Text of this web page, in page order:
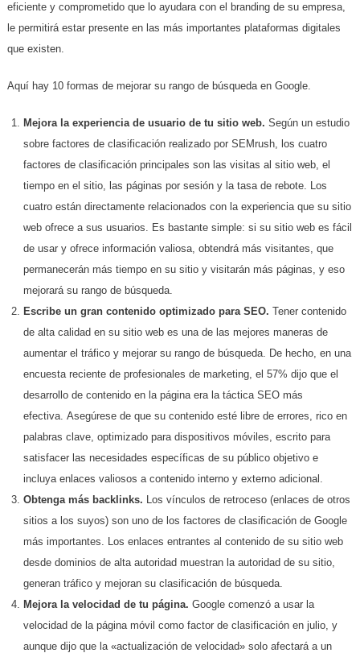
eficiente y comprometido que lo ayudara con el branding de su empresa,
le permitirá estar presente en las más importantes plataformas digitales
que existen.
Aquí hay 10 formas de mejorar su rango de búsqueda en Google.
Mejora la experiencia de usuario de tu sitio web. Según un estudio
sobre factores de clasificación realizado por SEMrush, los cuatro
factores de clasificación principales son las visitas al sitio web, el
tiempo en el sitio, las páginas por sesión y la tasa de rebote. Los
cuatro están directamente relacionados con la experiencia que su sitio
web ofrece a sus usuarios. Es bastante simple: si su sitio web es fácil
de usar y ofrece información valiosa, obtendrá más visitantes, que
permanecerán más tiempo en su sitio y visitarán más páginas, y eso
mejorará su rango de búsqueda.
Escribe un gran contenido optimizado para SEO. Tener contenido
de alta calidad en su sitio web es una de las mejores maneras de
aumentar el tráfico y mejorar su rango de búsqueda. De hecho, en una
encuesta reciente de profesionales de marketing, el 57% dijo que el
desarrollo de contenido en la página era la táctica SEO más
efectiva. Asegúrese de que su contenido esté libre de errores, rico en
palabras clave, optimizado para dispositivos móviles, escrito para
satisfacer las necesidades específicas de su público objetivo e
incluya enlaces valiosos a contenido interno y externo adicional.
Obtenga más backlinks. Los vínculos de retroceso (enlaces de otros
sitios a los suyos) son uno de los factores de clasificación de Google
más importantes. Los enlaces entrantes al contenido de su sitio web
desde dominios de alta autoridad muestran la autoridad de su sitio,
generan tráfico y mejoran su clasificación de búsqueda.
Mejora la velocidad de tu página. Google comenzó a usar la
velocidad de la página móvil como factor de clasificación en julio, y
aunque dijo que la «actualización de velocidad» solo afectará a un